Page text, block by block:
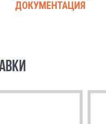
ДОКУМЕНТАЦИЯ